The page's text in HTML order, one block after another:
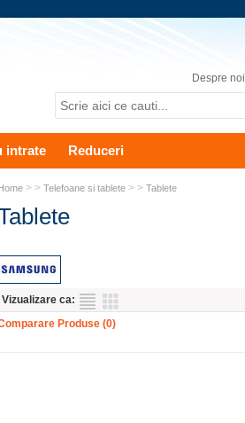
Despre noi
intrate Reduceri
> > Telefoane si tablete > > Tablete
Vizualizare ca:
Produse (0)